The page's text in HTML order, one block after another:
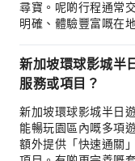
尋寶。呢啲行程通常
明確、體驗豐富嘅在
新加坡環球影城半
服務或項目？
新加坡環球影城半日
能暢玩園區內嘅多項
額外提供「快速通關